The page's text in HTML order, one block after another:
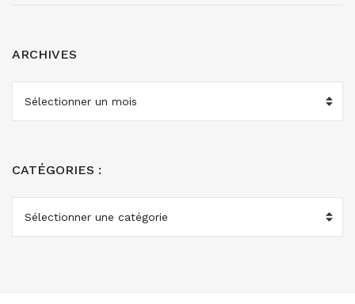
ARCHIVES
CATÉGORIES :